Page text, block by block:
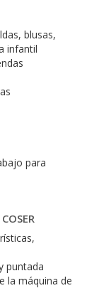
blusas,
infantil
para
puntada
la máquina de